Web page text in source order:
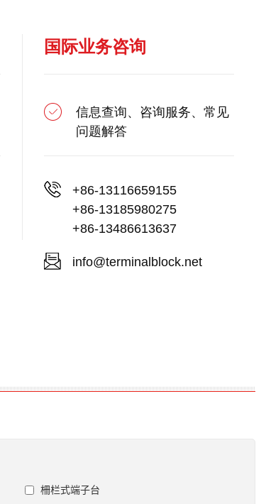
国际业务咨询
信息查询、咨询服务、常见
问题解答
+86-13116659155
+86-13185980275
+86-13486613637
info@terminalblock.net
柵栏式端子台